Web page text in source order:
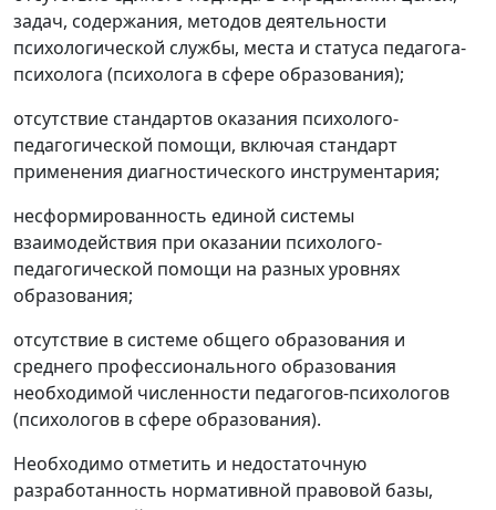
задач, содержания, методов деятельности
психологической службы, места и статуса педагога-
психолога (психолога в сфере образования);
отсутствие стандартов оказания психолого-
педагогической помощи, включая стандарт
применения диагностического инструментария;
несформированность единой системы
взаимодействия при оказании психолого-
педагогической помощи на разных уровнях
образования;
отсутствие в системе общего образования и
среднего профессионального образования
необходимой численности педагогов-психологов
(психологов в сфере образования).
Необходимо отметить и недостаточную
разработанность нормативной правовой базы,